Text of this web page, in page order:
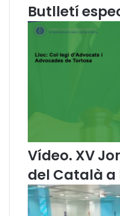
i
n
c
i
e
u
o
p
e
Butlletí
Vídeo. XV
del Català a